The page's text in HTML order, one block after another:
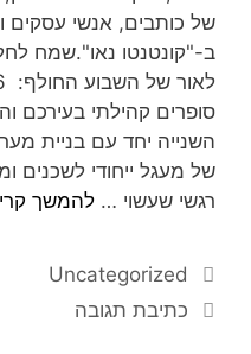
של כותבים, אנשי עסקים
ב-"קונטנטו נאו".שמח
סופרים קהילתי בעירכם
השנייה יחד עם בניית
של מעגל ייחודי לשכנים
רגשי שעשוי … להמשך
Uncategorized
כתיבת תגובה